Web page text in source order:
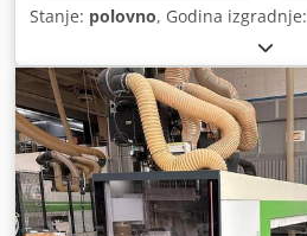
Stanje: polovno, Godina izgradnje: